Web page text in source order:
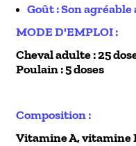
Goût : Son
MODE D'EMPLOI :
Cheval adulte : 25
Poulain : 5 doses
Composition :
Vitamine A, vitamine